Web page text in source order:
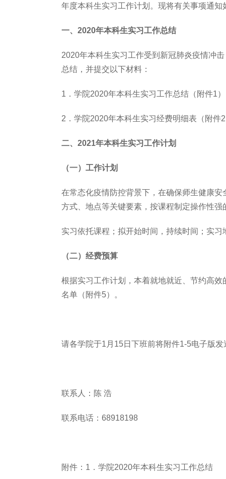
年度本科生实习工作计划。现将有关事项通知
一、 2020年本科生实习工作总结
2020年本科生实习工作受到新冠肺炎疫情冲
总结，并提交以下材料：
1．学院2020年本科生实习工作总结（附件1）
2．学院2020年本科生实习经费明细表（附件2
二、 2021年本科生实习工作计划
（一）工作计划
在常态化疫情防控背景下，在确保师生健康
方式、地点等关键要素，按课程制定操作性
实习依托课程；拟开始时间，持续时间；实
（二）经费预算
根据实习工作计划，本着就地就近、节约高
名单（附件5）。
请各学院于1月15日下班前将附件1-5电子版
联系人：陈 浩
联系电话：68918198
附件：1．学院2020年本科生实习工作总结